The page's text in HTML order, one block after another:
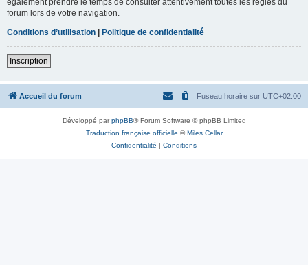
forum lors de votre navigation.
Conditions d’utilisation | Politique de confidentialité
Inscription
Accueil du forum Fuseau horaire sur UTC+02:00
Développé parphpBB® Forum Software © phpBB Limited
Traduction française officielle ©Miles Cellar
Confidentialité | Conditions